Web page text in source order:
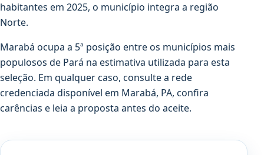
habitantes em 2025, o município integra a região
Norte.
Marabá ocupa a 5ª posição entre os municípios mais
populosos de Pará na estimativa utilizada para esta
seleção. Em qualquer caso, consulte a rede
credenciada disponível em Marabá, PA, confira
carências e leia a proposta antes do aceite.